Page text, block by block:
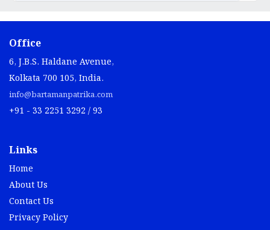
Office
6, J.B.S. Haldane Avenue,
Kolkata 700 105, India.
info@bartamanpatrika.com
+91 - 33 2251 3292 / 93
Links
Home
About Us
Contact Us
Privacy Policy